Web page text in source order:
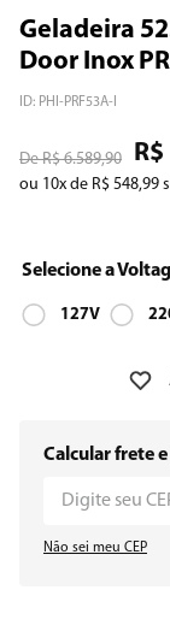
Geladeira
Door Inox
ID: PHI-PRF53A-I
R$ 6.589,90 R$
ou 10x de R$ 548,99
127V
Calcular frete
Não sei meu CEP
3º lava seca
4º aspiradores
6º portátil
8º embutir
9º microondas